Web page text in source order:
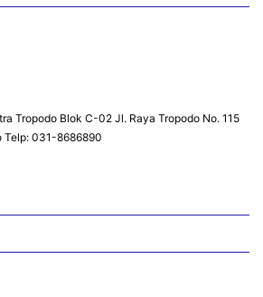
Tropodo Blok C-02 Jl. Raya Tropodo No. 115
Telp: 031-8686890